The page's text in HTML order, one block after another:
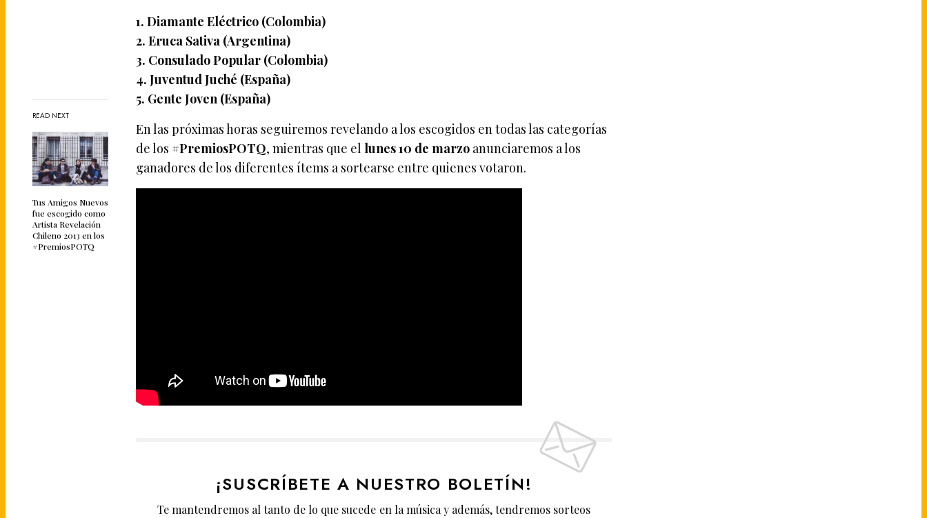
READ NEXT
Tus Amigos Nuevos
fue escogido como
Artista Revelación
Chileno 2013 en los
#PremiosPOTQ
1. Diamante Eléctrico (Colombia)
2. Eruca Sativa (Argentina)
3. Consulado Popular (Colombia)
4. Juventud Juché (España)
5. Gente Joven (España)
En las próximas horas seguiremos revelando a los escogidos en todas las categorías
de los #PremiosPOTQ, mientras que el lunes 10 de marzo anunciaremos a los
ganadores de los diferentes ítems a sortearse entre quienes votaron.
¡SUSCRÍBETE A NUESTRO BOLETÍN!
Te mantendremos al tanto de lo que sucede en la música y además, tendremos sorteos